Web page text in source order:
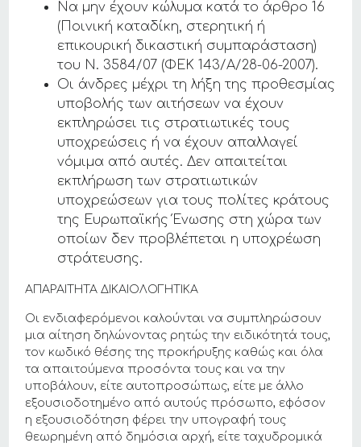
Να μην έχουν κώλυμα κατά το άρθρο 16
(Ποινική καταδίκη, στερητική ή
επικουρική δικαστική συμπαράσταση)
του Ν. 3584/07 (ΦΕΚ 143/Α/28-06-2007).
Οι άνδρες μέχρι τη λήξη της προθεσμίας
υποβολής των αιτήσεων να έχουν
εκπληρώσει τις στρατιωτικές τους
υποχρεώσεις ή να έχουν απαλλαγεί
νόμιμα από αυτές. Δεν απαιτείται
εκπλήρωση των στρατιωτικών
υποχρεώσεων για τους πολίτες κράτους
της Ευρωπαϊκής Ένωσης στη χώρα των
οποίων δεν προβλέπεται η υποχρέωση
στράτευσης.
ΑΠΑΡΑΙΤΗΤΑ ΔΙΚΑΙΟΛΟΓΗΤΙΚΑ
Οι ενδιαφερόμενοι καλούνται να συμπληρώσουν
μια αίτηση δηλώνοντας ρητώς την ειδικότητά τους,
τον κωδικό θέσης της προκήρυξης καθώς και όλα
τα απαιτούμενα προσόντα τους και να την
υποβάλουν, είτε αυτοπροσώπως, είτε με άλλο
εξουσιοδοτημένο από αυτούς πρόσωπο, εφόσον
η εξουσιοδότηση φέρει την υπογραφή τους
θεωρημένη από δημόσια αρχή, είτε ταχυδρομικά